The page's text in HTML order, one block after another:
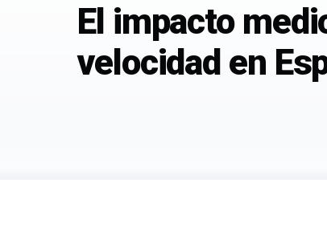
El impacto
velocidad en